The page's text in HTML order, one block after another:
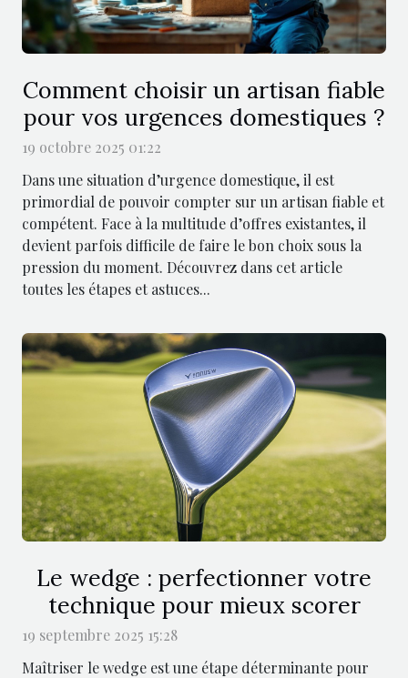
Comment choisir un artisan fiable
pour vos urgences domestiques ?
19 octobre 2025 01:22
Dans une situation d’urgence domestique, il est
primordial de pouvoir compter sur un artisan fiable et
compétent. Face à la multitude d’offres existantes, il
devient parfois difficile de faire le bon choix sous la
pression du moment. Découvrez dans cet article
toutes les étapes et astuces...
Le wedge : perfectionner votre
technique pour mieux scorer
19 septembre 2025 15:28
Maîtriser le wedge est une étape déterminante pour